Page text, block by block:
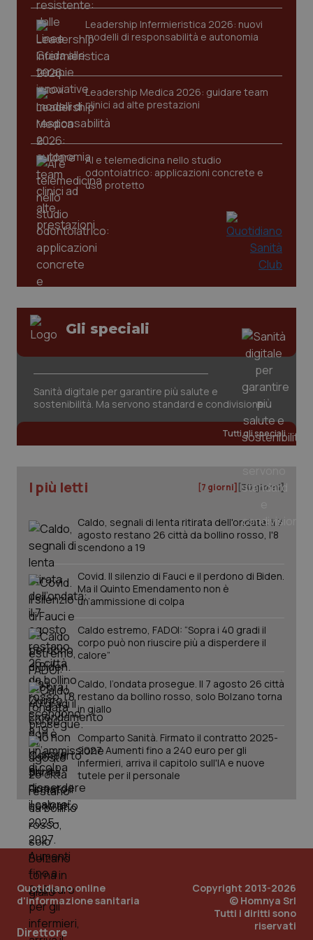
Leadership Infermieristica 2026: nuovi
modelli di responsabilità e autonomia
Leadership Medica 2026: guidare team
clinici ad alte prestazioni
AI e telemedicina nello studio
odontoiatrico: applicazioni concrete e
uso protetto
Gli speciali
Sanità digitale per garantire più salute e
sostenibilità. Ma servono standard e condivisione
Tutti gli speciali
I più letti [7 giorni] [30 giorni]
Caldo, segnali di lenta ritirata dell'ondata: il 7
agosto restano 26 città da bollino rosso, l'8
scendono a 19
Covid. Il silenzio di Fauci e il perdono di Biden.
Ma il Quinto Emendamento non è
un’ammissione di colpa
Caldo estremo, FADOI: “Sopra i 40 gradi il
corpo può non riuscire più a disperdere il
calore”
Caldo, l’ondata prosegue. Il 7 agosto 26 città
restano da bollino rosso, solo Bolzano torna
in giallo
Comparto Sanità. Firmato il contratto 2025-
2027. Aumenti fino a 240 euro per gli
infermieri, arriva il capitolo sull'IA e nuove
tutele per il personale
Quotidiano online
d'informazione sanitaria
Direttore
Copyright 2013-2026
© Homnya Srl
Tutti i diritti sono
riservati
VISITOR_PRIVACY_METADATA
YouTube
.youtube.com
CookieScriptConsent
CookieScript
www.quotidianosanita.it
tracking-enable
www.quotidianosanita.it
2
tracking-sites-ironfish-
www.quotidianosanita.it
_ga
Google LLC
.quotidianosanita.it
PHPSESSID